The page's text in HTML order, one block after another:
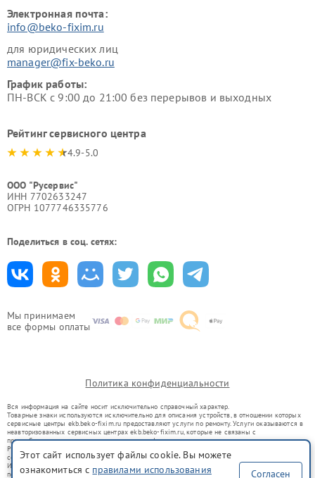
Мы принимаем
все формы оплаты
Электронная почта:
info@beko-fixim.ru
для юридических лиц
manager@fix-beko.ru
График работы:
ПН-ВСК с 9:00 до 21:00 без перерывов и выходных
Рейтинг сервисного центра
4.9-5.0
ООО "Русервис"
ИНН 7702633247
ОГРН 1077746335776
Поделиться в соц. сетях:
Политика конфиденциальности
Вся информация на сайте носит исключительно справочный характер.
Товарные знаки используются исключительно для описания устройств, в отношении которых
сервисные центры ekb.beko-fixim.ru предоставляют услуги по ремонту. Услуги оказываются в
неавторизованных сервисных центрах ekb.beko-fixim.ru, которые не связаны с
правообладателями товарных знаков или их официальными представителями.
Ремонт осуществляется для устройств, уже введенных в гражданский оборот в соответствии
со статьей 1487 ГК РФ.
Использование товарных знаков не преследует цели индивидуализации услуг или введения
потребителей в заблуждение, а служит для информирования о предоставляемых услугах по
Этот сайт использует файлы cookie. Вы можете
ознакомиться с правилами использования Согласен